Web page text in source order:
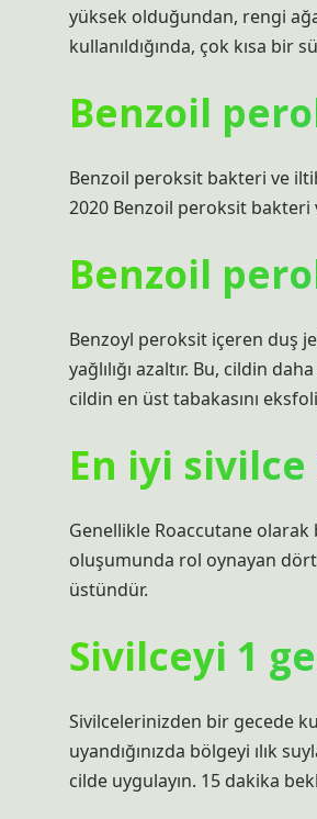
yüksek olduğundan, rengi
kullanıldığında, çok kısa
Benzoil
Benzoil peroksit bakteri ve
2020 Benzoil peroksit
Benzoil
Benzoyl peroksit içeren duş
yağlılığı azaltır. Bu, cildin
cildin en üst tabakasını
En iyi sivilce
Genellikle Roaccutane
oluşumunda rol oynayan
üstündür.
Sivilceyi 1
Sivilcelerinizden bir gecede
uyandığınızda bölgeyi ılık
cilde uygulayın. 15 dakika